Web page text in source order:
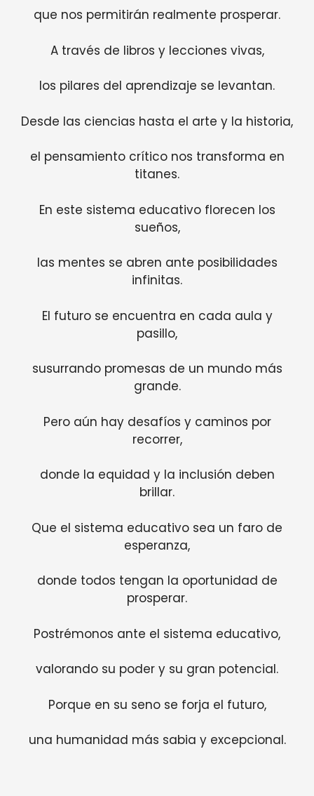
que nos permitirán realmente prosperar.
A través de libros y lecciones vivas,
los pilares del aprendizaje se levantan.
Desde las ciencias hasta el arte y la historia,
el pensamiento crítico nos transforma en
titanes.
En este sistema educativo florecen los
sueños,
las mentes se abren ante posibilidades
infinitas.
El futuro se encuentra en cada aula y
pasillo,
susurrando promesas de un mundo más
grande.
Pero aún hay desafíos y caminos por
recorrer,
donde la equidad y la inclusión deben
brillar.
Que el sistema educativo sea un faro de
esperanza,
donde todos tengan la oportunidad de
prosperar.
Postrémonos ante el sistema educativo,
valorando su poder y su gran potencial.
Porque en su seno se forja el futuro,
una humanidad más sabia y excepcional.